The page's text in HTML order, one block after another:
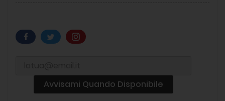
Avvisami Quando Disponibile